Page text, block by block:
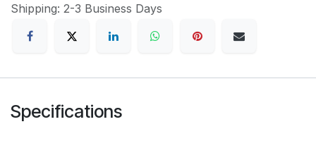
Shipping: 2-3 Business Days
Specifications